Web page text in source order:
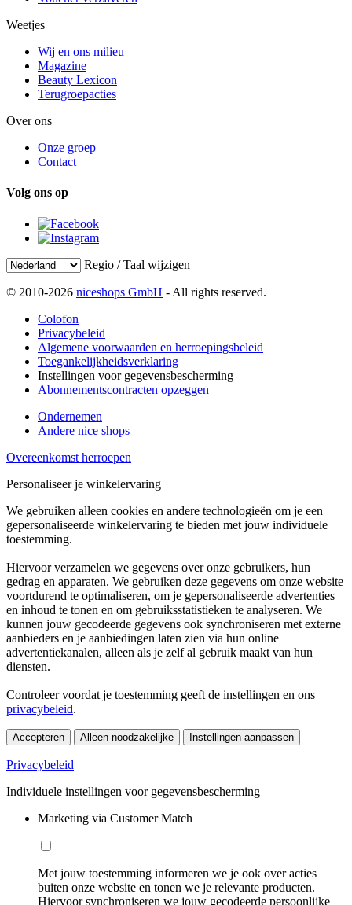
Weetjes
Wij en ons milieu
Magazine
Beauty Lexicon
Terugroepacties
Over ons
Onze groep
Contact
Volg ons op
Regio / Taal wijzigen
© 2010-2026 niceshops GmbH - All rights reserved.
Colofon
Privacybeleid
Algemene voorwaarden en herroepingsbeleid
Toegankelijkheidsverklaring
Instellingen voor gegevensbescherming
Abonnementscontracten opzeggen
Ondernemen
Andere nice shops
Overeenkomst herroepen
Personaliseer je winkelervaring
We gebruiken alleen cookies en andere technologieën om je een
gepersonaliseerde winkelervaring te bieden met jouw individuele
toestemming.
Hiervoor verzamelen we gegevens over onze gebruikers, hun
gedrag en apparaten. We gebruiken deze gegevens om onze website
voortdurend te optimaliseren, om je gepersonaliseerde advertenties
en inhoud te tonen en om gebruiksstatistieken te analyseren. We
kunnen jouw gecodeerde gegevens ook synchroniseren met externe
aanbieders en je aanbiedingen laten zien via hun online
advertentiekanalen, alleen als je zelf al gebruik maakt van hun
diensten.
Controleer voordat je toestemming geeft de instellingen en ons
privacybeleid.
Accepteren Alleen noodzakelijke Instellingen aanpassen
Privacybeleid
Individuele instellingen voor gegevensbescherming
Marketing via Customer Match
Met jouw toestemming informeren we je ook over acties
buiten onze website en tonen we je relevante producten.
Hiervoor synchroniseren we jouw gecodeerde persoonlijke